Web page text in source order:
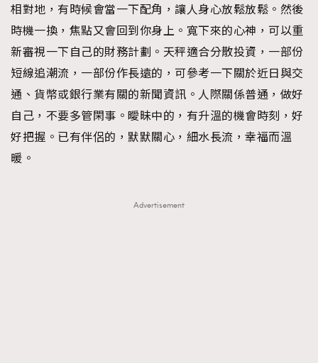
相對地，有時候會當一下配角，讓人身心放鬆放鬆。然後
時機一換，焦點又會回到你身上。寬下來的心神，可以重
新審視一下自己的財務計劃。天秤適合分散投資，一部份
短線追潮流，一部份作長遠的，可參考一下關於近日與交
通、貨幣或銀行業有關的新聞資訊。人際關係普通，做好
自己，不要多管閑事。曖昧中的，有升溫的機會時刻，好
好把握。已有伴侶的，默默關心，細水長流，幸福而溫
暖。
Advertisement